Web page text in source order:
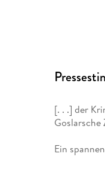
[. . .] der
Goslarsche
Ein